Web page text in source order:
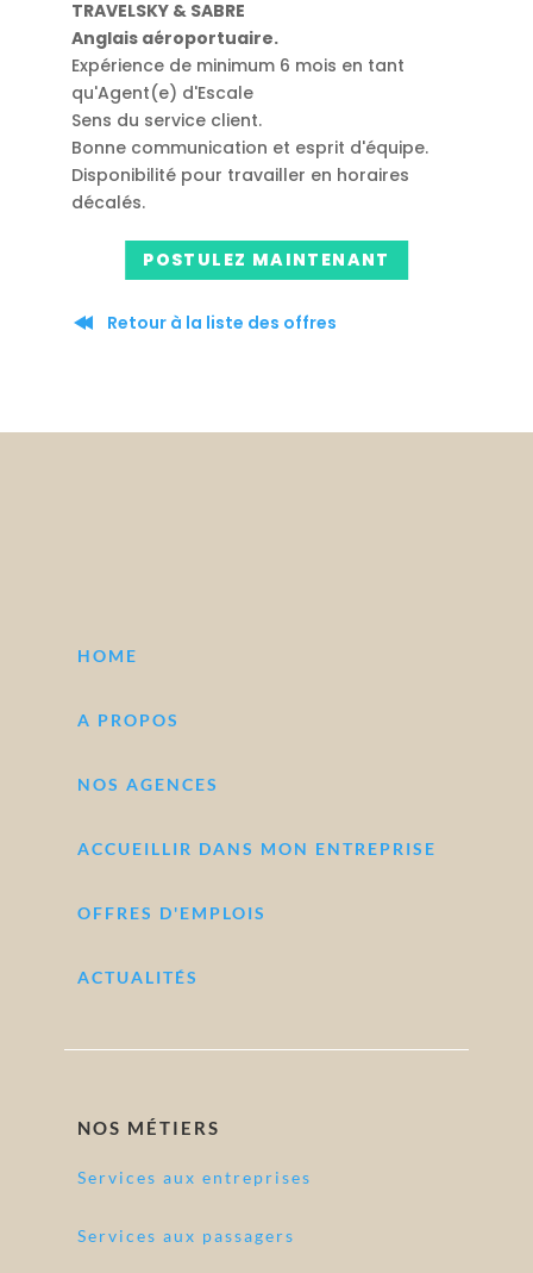
TRAVELSKY & SABRE
Anglais aéroportuaire.
Expérience de minimum 6 mois en tant
qu'Agent(e) d'Escale
Sens du service client.
Bonne communication et esprit d'équipe.
Disponibilité pour travailler en horaires
décalés.
POSTULEZ MAINTENANT
Retour à la liste des offres
HOME
A PROPOS
NOS AGENCES
ACCUEILLIR DANS MON ENTREPRISE
OFFRES D'EMPLOIS
ACTUALITÉS
NOS MÉTIERS
Services aux entreprises
Services aux passagers